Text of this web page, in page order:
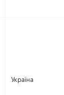
Україна